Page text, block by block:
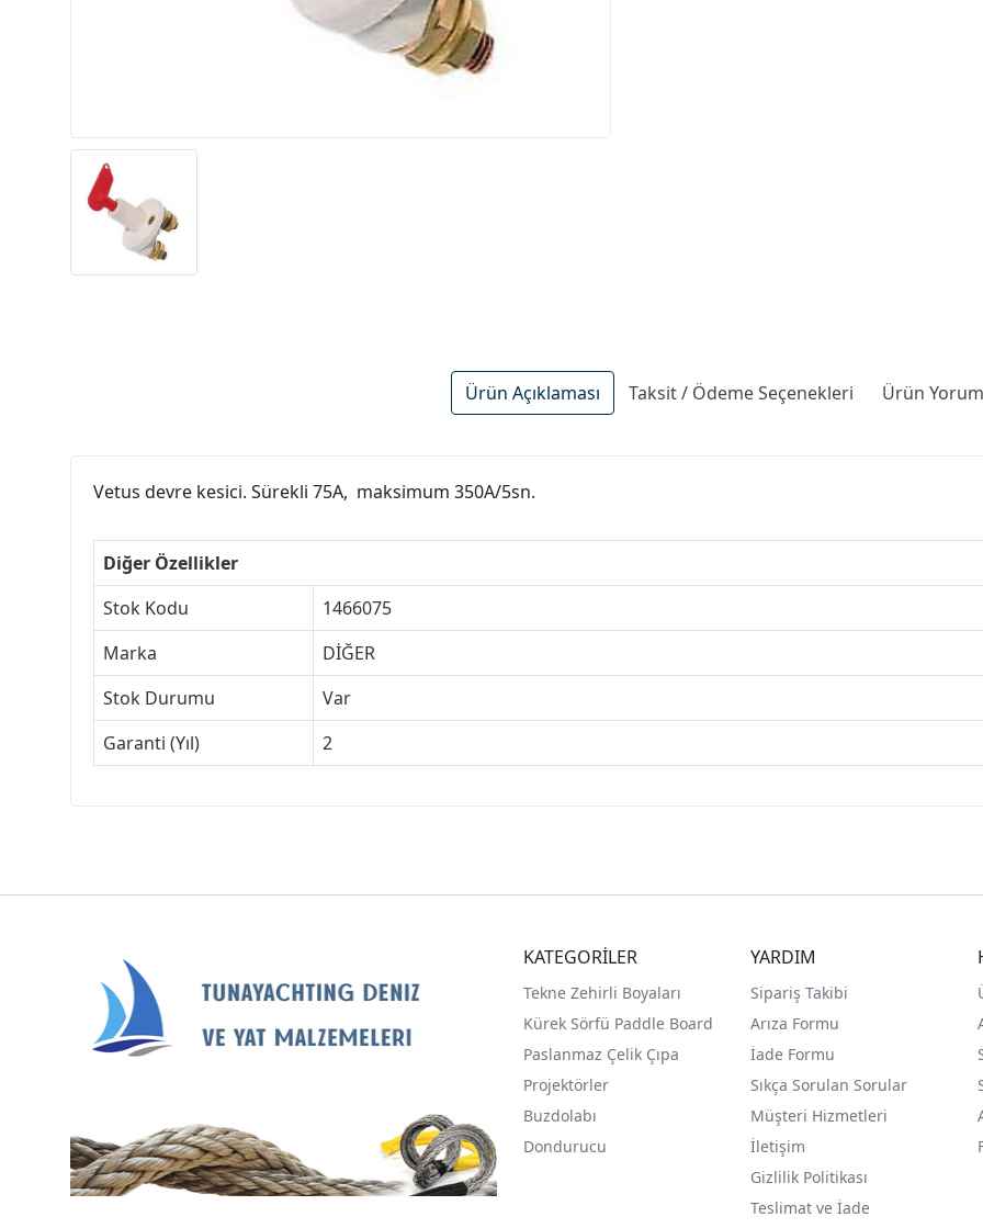
Ürün Açıklaması Taksit / Ödeme Seçenekleri Ürün
Vetus devre kesici. Sürekli 75A, maksimum 350A/5sn.
Diğer Özellikler
Stok Kodu
1466075
Marka
DİĞER
Stok Durumu
Var
Garanti (Yıl)
2
KATEGORİLER
Tekne Zehirli Boyaları
Kürek Sörfü Paddle Board
Paslanmaz Çelik Çıpa
Projektörler
Buzdolabı
Dondurucu
YARDIM
Sipariş Takibi
Arıza Formu
İade Formu
Sıkça Sorulan Sorular
Müşteri Hizmetleri
İletişim
Gizlilik Politikası
Teslimat ve İade